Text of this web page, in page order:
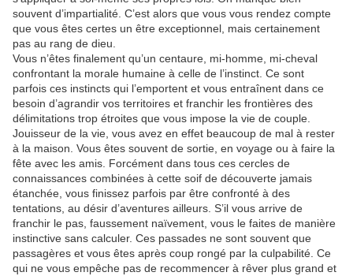
souvent d’impartialité. C’est alors que vous vous rendez compte
que vous êtes certes un être exceptionnel, mais certainement
pas au rang de dieu.
Vous n’êtes finalement qu’un centaure, mi-homme, mi-cheval
confrontant la morale humaine à celle de l’instinct. Ce sont
parfois ces instincts qui l’emportent et vous entraînent dans ce
besoin d’agrandir vos territoires et franchir les frontières des
délimitations trop étroites que vous impose la vie de couple.
Jouisseur de la vie, vous avez en effet beaucoup de mal à rester
à la maison. Vous êtes souvent de sortie, en voyage ou à faire la
fête avec les amis. Forcément dans tous ces cercles de
connaissances combinées à cette soif de découverte jamais
étanchée, vous finissez parfois par être confronté à des
tentations, au désir d’aventures ailleurs. S’il vous arrive de
franchir le pas, faussement naïvement, vous le faites de manière
instinctive sans calculer. Ces passades ne sont souvent que
passagères et vous êtes après coup rongé par la culpabilité. Ce
qui ne vous empêche pas de recommencer à rêver plus grand et